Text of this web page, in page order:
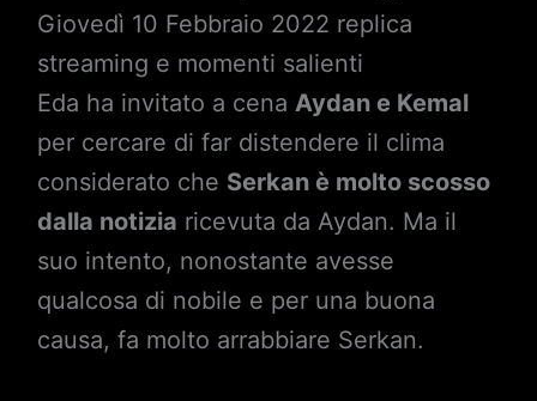
Giovedì 10 Febbraio 2022 replica
streaming e momenti salienti
Eda ha invitato a cena Aydan e Kemal
per cercare di far distendere il clima
considerato che Serkan è molto scosso
dalla notizia ricevuta da Aydan. Ma il
suo intento, nonostante avesse
qualcosa di nobile e per una buona
causa, fa molto arrabbiare Serkan.